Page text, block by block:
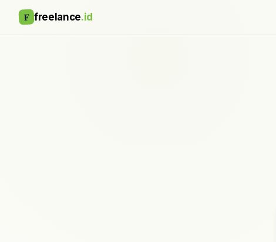
F freelance.id